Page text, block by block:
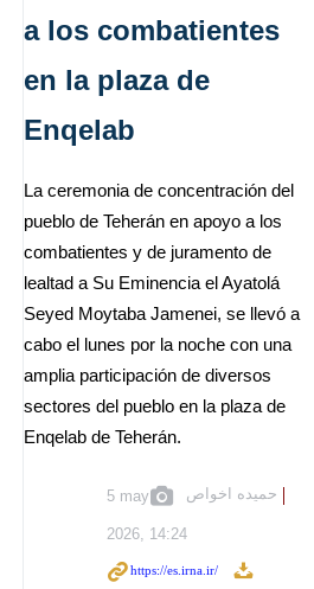
a los combatientes
en la plaza de
Enqelab
La ceremonia de concentración del
pueblo de Teherán en apoyo a los
combatientes y de juramento de
lealtad a Su Eminencia el Ayatolá
Seyed Moytaba Jamenei, se llevó a
cabo el lunes por la noche con una
amplia participación de diversos
sectores del pueblo en la plaza de
Enqelab de Teherán.
حمیده اخواص 5 may
2026, 14:24